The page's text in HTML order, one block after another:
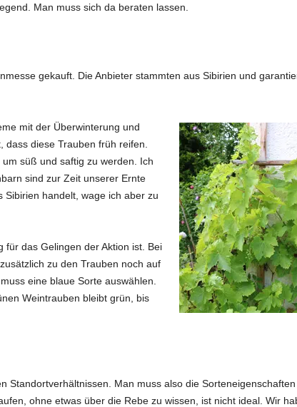
Man muss sich da beraten lassen.
gekauft. Die Anbieter stammten aus Sibirien und
mit der Überwinterung und
diese Trauben früh reifen.
süß und saftig zu werden. Ich
sind zur Zeit unserer Ernte
Sibirien handelt, wage ich aber zu
für das Gelingen der Aktion ist. Bei
zu den Trauben noch auf
eine blaue Sorte auswählen.
Weintrauben bleibt grün, bis
Standortverhältnissen. Man muss also die
ohne etwas über die Rebe zu wissen, ist nicht ideal. Wir